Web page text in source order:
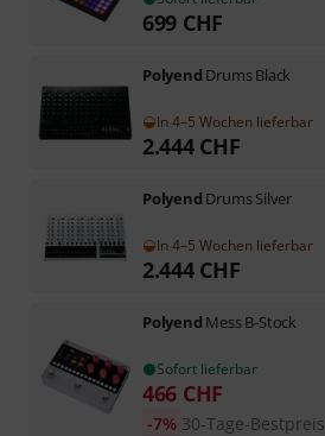
699 CHF
Polyend Drums Black
In 4–5 Wochen lieferbar
2.444 CHF
Polyend Drums Silver
In 4–5 Wochen lieferbar
2.444 CHF
Polyend Mess B-Stock
Sofort lieferbar
466 CHF
30-Tage-Bestpreis
-7%